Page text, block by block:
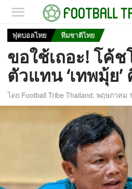
ฟุตบอลไทย ทีมชาติไทย
ขอใช้เถอะ! โค้
ตัวแทน ‘เทพมุ้ย
โดย Football Tribe Thailand, พฤษภาคม